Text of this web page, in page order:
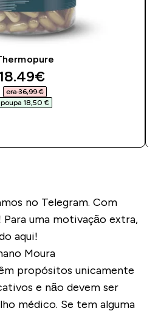
price
era 36,99 €‎
poupa 18,50 €‎
no Telegram. Com
uma motivação extra,
aqui!
Moura
propósitos unicamente
e não devem ser
médico. Se tem alguma